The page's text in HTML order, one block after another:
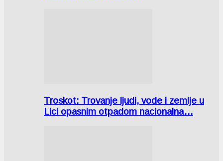
Troskot: Trovanje ljudi, vode i zemlje u
Lici opasnim otpadom nacionalna…